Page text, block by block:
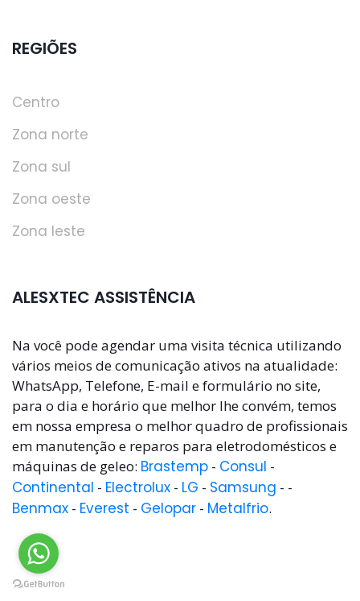
REGIÕES
Centro
Zona norte
Zona sul
Zona oeste
Zona leste
ALESXTEC ASSISTÊNCIA
Na você pode agendar uma visita técnica utilizando
vários meios de comunicação ativos na atualidade:
WhatsApp, Telefone, E-mail e formulário no site,
para o dia e horário que melhor lhe convém, temos
em nossa empresa o melhor quadro de profissionais
em manutenção e reparos para eletrodomésticos e
máquinas de geleo: Brastemp - Consul -
Continental - Electrolux - LG - Samsung - -
Benmax - Everest - Gelopar - Metalfrio.